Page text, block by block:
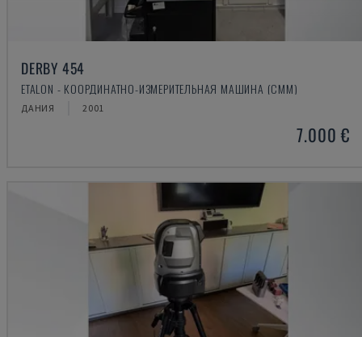
DERBY 454
ETALON - КООРДИНАТНО-ИЗМЕРИТЕЛЬНАЯ МАШИНА (CMM)
ДАНИЯ 2001
7.000 €